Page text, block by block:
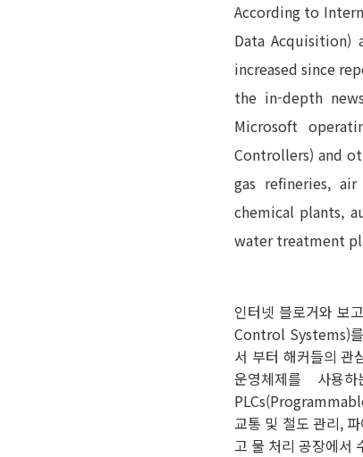
According to
Data Acquisition)
increased since
the in-depth
Microsoft
Controllers) and
gas refineries,
chemical plants,
water treatment
인터넷 블로거와
Control Systems)를
서 부터 해커들의
운영체제를 사용
교통 및 철도 관리,
고 물 처리 공장에서